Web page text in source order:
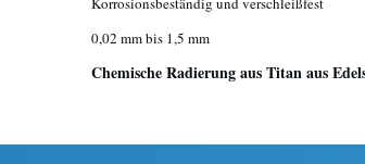
0,02 mm bis 1,5 mm
Chemische Radierung aus Titan aus